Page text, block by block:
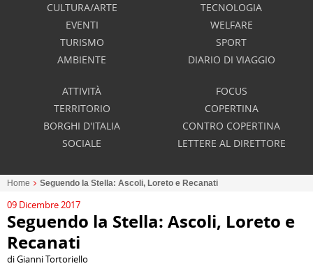
CULTURA/ARTE
EVENTI
TURISMO
AMBIENTE
TECNOLOGIA
WELFARE
SPORT
DIARIO DI VIAGGIO
ATTIVITÀ
TERRITORIO
BORGHI D'ITALIA
SOCIALE
FOCUS
COPERTINA
CONTRO COPERTINA
LETTERE AL DIRETTORE
Home Seguendo la Stella: Ascoli, Loreto e Recanati
09 Dicembre 2017
Seguendo la Stella: Ascoli, Loreto e
Recanati
di Gianni Tortoriello